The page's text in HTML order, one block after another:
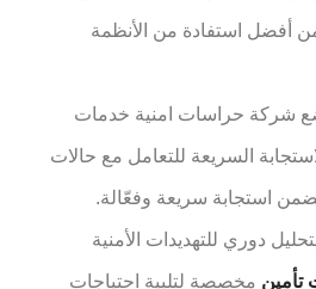
أفضل استفادة من الأنظمة
شركة حراسات امنية خدمات
السريعة للتعامل مع حالات
استجابة سريعة وفعّالة.
دوري للتهديدات الأمنية
تأمين مخصصة لتلبية احتياجات